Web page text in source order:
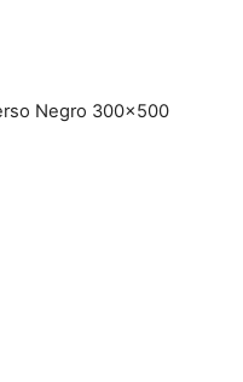
Negro 300×500